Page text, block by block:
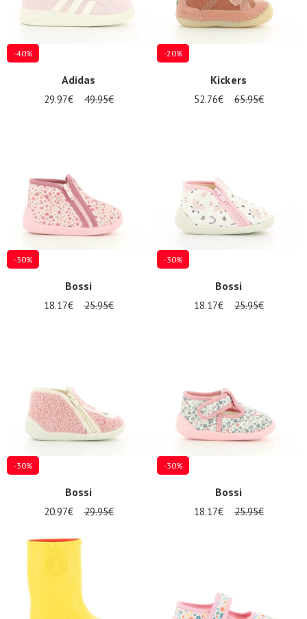
-40%
Adidas
29.97€ 49.95€
-20%
Kickers
52.76€ 65.95€
-30%
Bossi
18.17€ 25.95€
-30%
Bossi
18.17€ 25.95€
-30%
Bossi
20.97€ 29.95€
-30%
Bossi
18.17€ 25.95€